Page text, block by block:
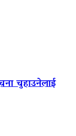
चुहाउनेलाई